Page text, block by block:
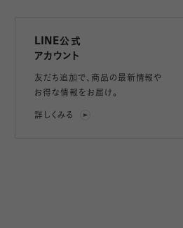
LINE公式
アカウント
友だち追加で、 商品の最新情報や
お得な情報をお届け。
詳しくみる